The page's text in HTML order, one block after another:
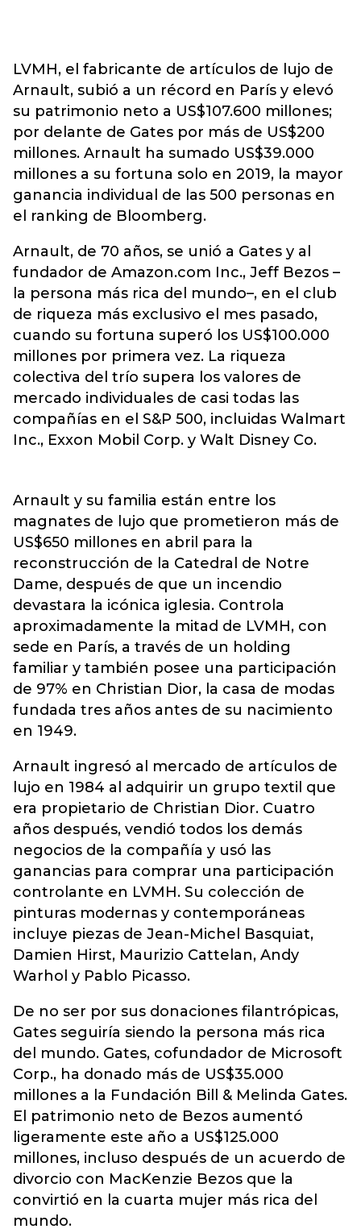
LVMH, el fabricante de artículos de lujo de
Arnault, subió a un récord en París y elevó
su patrimonio neto a US$107.600 millones;
por delante de Gates por más de US$200
millones. Arnault ha sumado US$39.000
millones a su fortuna solo en 2019, la mayor
ganancia individual de las 500 personas en
el ranking de Bloomberg.
Arnault, de 70 años, se unió a Gates y al
fundador de Amazon.com Inc., Jeff Bezos –
la persona más rica del mundo–, en el club
de riqueza más exclusivo el mes pasado,
cuando su fortuna superó los US$100.000
millones por primera vez. La riqueza
colectiva del trío supera los valores de
mercado individuales de casi todas las
compañías en el S&P 500, incluidas Walmart
Inc., Exxon Mobil Corp. y Walt Disney Co.
Arnault y su familia están entre los
magnates de lujo que prometieron más de
US$650 millones en abril para la
reconstrucción de la Catedral de Notre
Dame, después de que un incendio
devastara la icónica iglesia. Controla
aproximadamente la mitad de LVMH, con
sede en París, a través de un holding
familiar y también posee una participación
de 97% en Christian Dior, la casa de modas
fundada tres años antes de su nacimiento
en 1949.
Arnault ingresó al mercado de artículos de
lujo en 1984 al adquirir un grupo textil que
era propietario de Christian Dior. Cuatro
años después, vendió todos los demás
negocios de la compañía y usó las
ganancias para comprar una participación
controlante en LVMH. Su colección de
pinturas modernas y contemporáneas
incluye piezas de Jean-Michel Basquiat,
Damien Hirst, Maurizio Cattelan, Andy
Warhol y Pablo Picasso.
De no ser por sus donaciones filantrópicas,
Gates seguiría siendo la persona más rica
del mundo. Gates, cofundador de Microsoft
Corp., ha donado más de US$35.000
millones a la Fundación Bill & Melinda Gates.
El patrimonio neto de Bezos aumentó
ligeramente este año a US$125.000
millones, incluso después de un acuerdo de
divorcio con MacKenzie Bezos que la
convirtió en la cuarta mujer más rica del
mundo.